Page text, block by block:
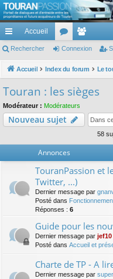
TouranPassion
Le forum des propriétaires ou futurs
cc
ès
pi
de
Accueil
or
u
e
m
Rechercher Connexion
Accueil Index du forum
Touran : les sièges
Modérateur : Modérateurs
Nouveau sujet
58
Annonces
TouranPassion et
Twitter, ...)
Dernier message par
Posté dans
Réponses : 6
Guide pour les
Dernier message par jef10
Posté dans Accueil et
Charte de TP - A
Dernier message par